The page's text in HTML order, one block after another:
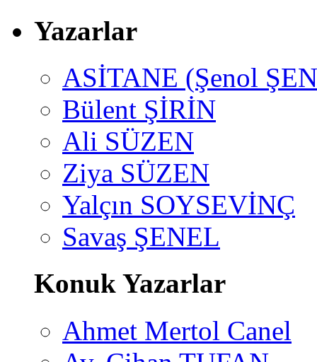
Yazarlar
ASİTANE (Şenol
Bülent ŞİRİN
Ali SÜZEN
Ziya SÜZEN
Yalçın SOYSEVİNÇ
Savaş ŞENEL
Konuk Yazarlar
Ahmet Mertol Canel